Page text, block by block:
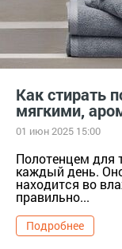
Как стирать
мягкими,
01 июн 2025 15:00
Полотенцем для
каждый день.
находится во
правильно...
Подробнее